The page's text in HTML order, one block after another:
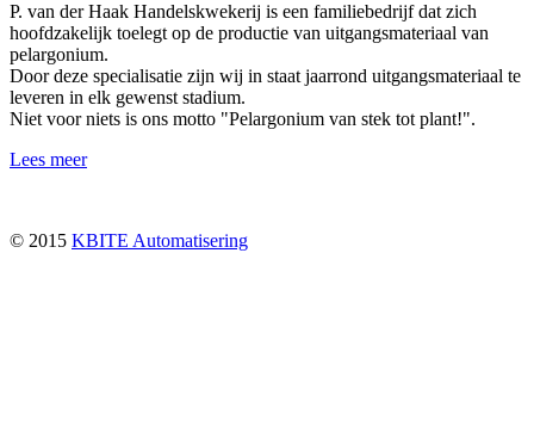
P. van der Haak Handelskwekerij is een familiebedrijf dat zich
hoofdzakelijk toelegt op de productie van uitgangsmateriaal van
pelargonium.
Door deze specialisatie zijn wij in staat jaarrond uitgangsmateriaal te
leveren in elk gewenst stadium.
Niet voor niets is ons motto "Pelargonium van stek tot plant!".
Lees meer
© 2015 KBITE Automatisering